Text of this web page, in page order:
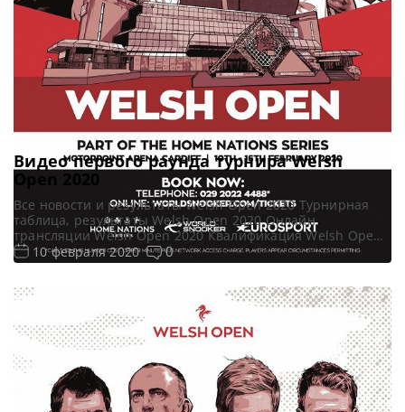
Видео первого раунда турнира Welsh
Open 2020
Все новости и результаты Welsh Open 2020 Турнирная
таблица, результаты Welsh Open 2020 Онлайн
трансляции Welsh Open 2020 Квалификация Welsh Open
2020 Видео Welsh Open 2020 Видеоповторы матчей
турнира Велш Опен 2020 (рейтинговый). Первый раунд в
смотрите матчи в записи Видео матча Шон Мерфи —
10 февраля 2020 0